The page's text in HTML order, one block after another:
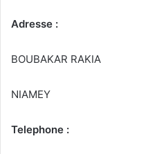
Adresse :
BOUBAKAR RAKIA
NIAMEY
Telephone :